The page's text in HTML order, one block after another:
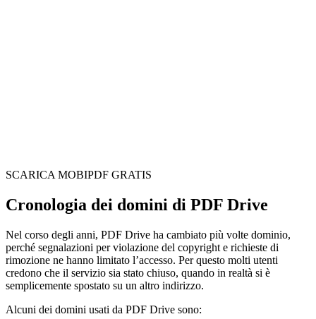
SCARICA MOBIPDF GRATIS
Cronologia dei domini di PDF Drive
Nel corso degli anni, PDF Drive ha cambiato più volte dominio,
perché segnalazioni per violazione del copyright e richieste di
rimozione ne hanno limitato l’accesso. Per questo molti utenti
credono che il servizio sia stato chiuso, quando in realtà si è
semplicemente spostato su un altro indirizzo.
Alcuni dei domini usati da PDF Drive sono: